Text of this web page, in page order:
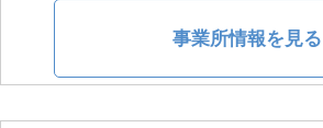
事業所情報を見る